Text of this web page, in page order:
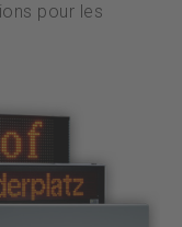
pour les